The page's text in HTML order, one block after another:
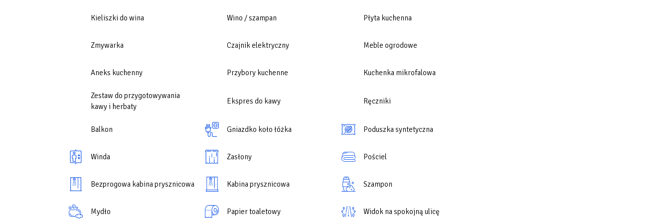
Kieliszki do wina Wino / szampan Płyta kuchenna
Zmywarka Czajnik elektryczny Meble ogrodowe
Aneks kuchenny Przybory kuchenne Kuchenka mikrofalowa
Zestaw do przygotowywania
kawy i herbaty
Ekspres do kawy Ręczniki
Balkon Gniazdko koło łóżka Poduszka syntetyczna
Winda Zasłony Pościel
Bezprogowa kabina prysznicowa Kabina prysznicowa Szampon
Mydło Papier toaletowy Widok na spokojną ulicę